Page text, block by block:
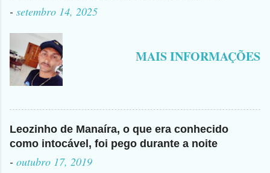
- setembro 14, 2025
MAIS INFORMAÇÕES
Leozinho de Manaíra, o que era conhecido
como intocável, foi pego durante a noite
- outubro 17, 2019